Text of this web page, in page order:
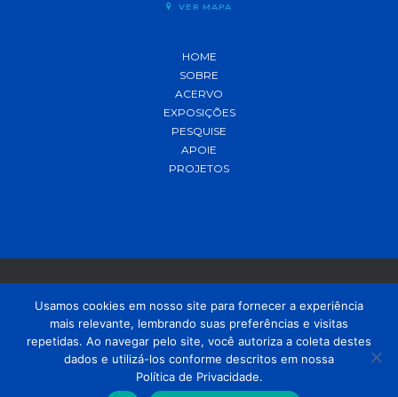
VER MAPA
HOME
SOBRE
ACERVO
EXPOSIÇÕES
PESQUISE
APOIE
PROJETOS
© 2021 MADP – Desenvolvido pelaOUSE
Usamos cookies em nosso site para fornecer a experiência
mais relevante, lembrando suas preferências e visitas
repetidas. Ao navegar pelo site, você autoriza a coleta destes
dados e utilizá-los conforme descritos em nossa
Política de Privacidade.